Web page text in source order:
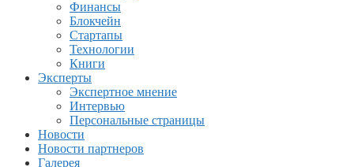
Финансы
Блокчейн
Стартапы
Технологии
Книги
Эксперты
Экспертное мнение
Интервью
Персональные страницы
Новости
Новости партнеров
Галерея